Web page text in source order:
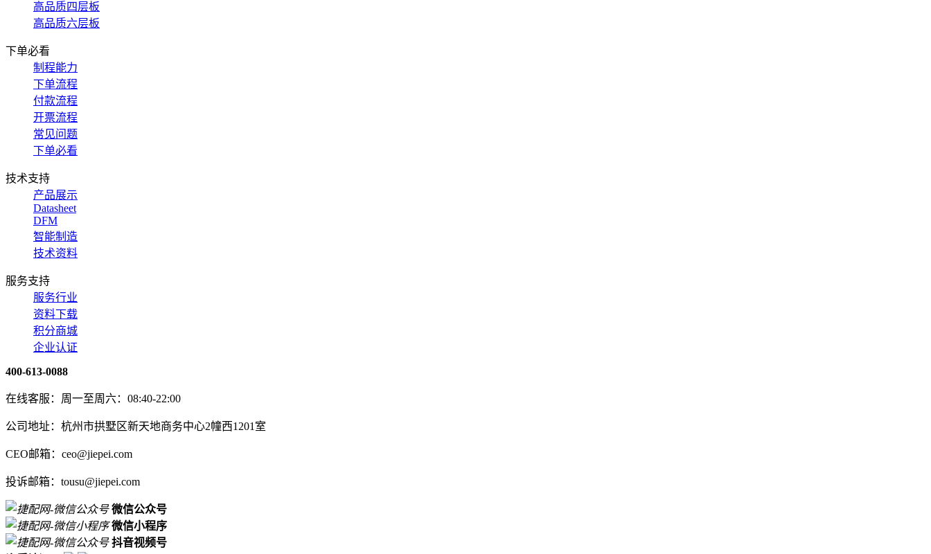
高品质四层板
高品质六层板
下单必看
制程能力
下单流程
付款流程
开票流程
常见问题
下单必看
技术支持
产品展示
Datasheet
DFM
智能制造
技术资料
服务支持
服务行业
资料下载
积分商城
企业认证
400-613-0088
在线客服：周一至周六：08:40-22:00
公司地址：杭州市拱墅区新天地商务中心2幢西1201室
CEO邮箱：ceo@jiepei.com
投诉邮箱：tousu@jiepei.com
微信公众号
微信小程序
抖音视频号